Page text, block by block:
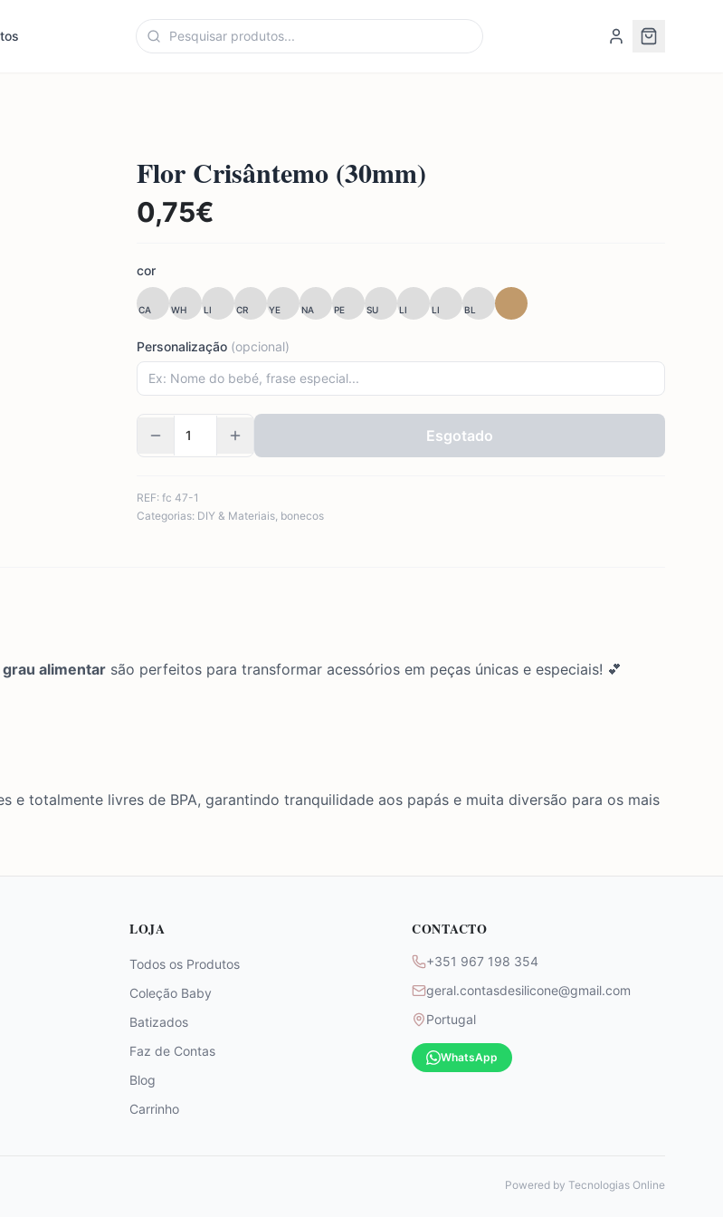
Flor Crisântemo (30mm)
0,75€
cor
CA WH LI CR YE NA PE SU LI LI BL
Personalização (opcional)
Esgotado
REF: fc 47-1
Categorias: DIY & Materiais, bonecos
alimentar são perfeitos para transformar acessórios em peças únicas e especiais! 💕
e totalmente livres de BPA, garantindo tranquilidade aos papás e muita diversão para os mais
LOJA
Todos os Produtos
Coleção Baby
Batizados
Faz de Contas
Blog
Carrinho
CONTACTO
+351 967 198 354
geral.contasdesilicone@gmail.com
Portugal
WhatsApp
Powered by Tecnologias Online